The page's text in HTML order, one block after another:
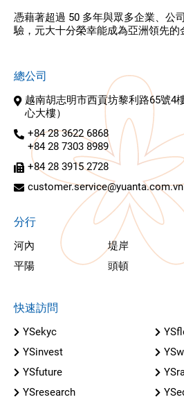
憑藉著超過 50 多年與眾多企業、公
驗，元大十分榮幸能成為亞洲領先的
總公司
越南胡志明市西貢坊黎利路65號4
心大樓）
+84 28 3622 6868
+84 28 7303 8989
+84 28 3915 2728
customer.service@yuanta.com.vn
分行
河內 堤岸
平陽
頭頓
快速訪問
YSekyc
YSinvest
YSfuture
YSresearch